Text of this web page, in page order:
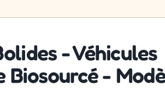
- Véhicules
-